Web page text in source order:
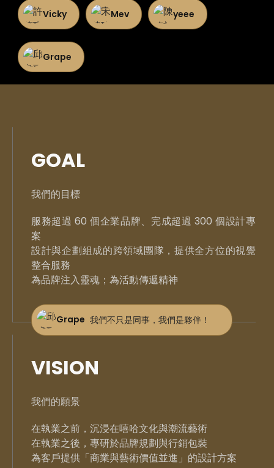
Vicky Mev yeee
Grape
GOAL
我們的目標
服務超過 60 個企業品牌、完成超過 300 個設計專
案
設計與企劃組成的跨領域團隊，提供全方位的視覺
整合服務
為品牌注入靈魂；為活動傳遞精神
Grape 我們不只是同事，我們是夥伴！
VISION
我們的願景
在執業之前，沉浸在嘻哈文化與潮流藝術
在執業之後，專研於品牌規劃與行銷包裝
為客戶提供「商業與藝術價值並進」的設計方案